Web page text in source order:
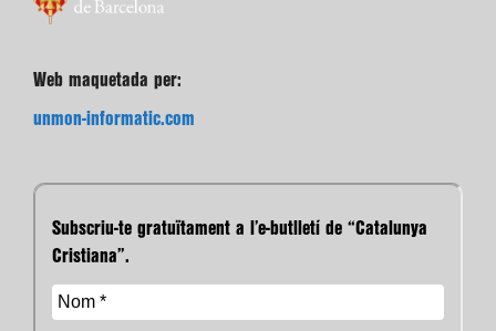
Web maquetada per:
unmon-informatic.com
Subscriu-te gratuïtament a l’e-butlletí de “Catalunya
Cristiana”.